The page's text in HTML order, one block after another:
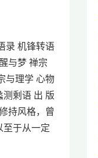
录 机锋转语
与梦 禅宗
与理学 心物
剩语 出 版
持风格，曾
于从一定